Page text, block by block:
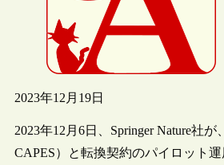
2023年12月19日
2023年12月6日、Springer Nature社が
CAPES）と転換契約のパイロット